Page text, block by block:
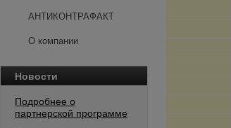
АНТИКОНТРАФАКТ
О компании
Новости
Подробнее о
партнерской программе